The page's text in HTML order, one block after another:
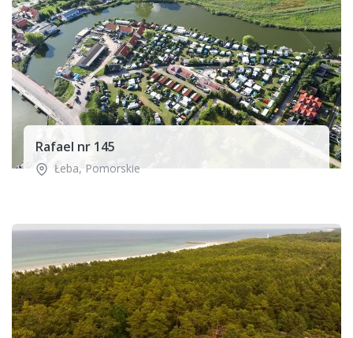
Rafael nr 145
Łeba, Pomorskie